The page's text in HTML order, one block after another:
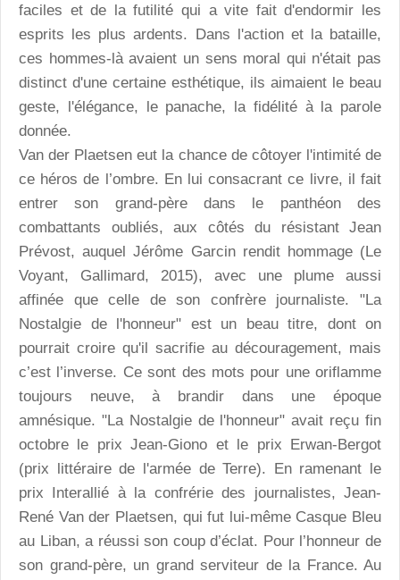
faciles et de la futilité qui a vite fait d'endormir les
esprits les plus ardents. Dans l'action et la bataille,
ces hommes-là avaient un sens moral qui n'était pas
distinct d'une certaine esthétique, ils aimaient le beau
geste, l'élégance, le panache, la fidélité à la parole
donnée.
Van der Plaetsen eut la chance de côtoyer l'intimité de
ce héros de l’ombre. En lui consacrant ce livre, il fait
entrer son grand-père dans le panthéon des
combattants oubliés, aux côtés du résistant Jean
Prévost, auquel Jérôme Garcin rendit hommage (Le
Voyant, Gallimard, 2015), avec une plume aussi
affinée que celle de son confrère journaliste. "La
Nostalgie de l'honneur" est un beau titre, dont on
pourrait croire qu'il sacrifie au découragement, mais
c’est l’inverse. Ce sont des mots pour une oriflamme
toujours neuve, à brandir dans une époque
amnésique. "La Nostalgie de l'honneur" avait reçu fin
octobre le prix Jean-Giono et le prix Erwan-Bergot
(prix littéraire de l'armée de Terre). En ramenant le
prix Interallié à la confrérie des journalistes, Jean-
René Van der Plaetsen, qui fut lui-même Casque Bleu
au Liban, a réussi son coup d’éclat. Pour l’honneur de
son grand-père, un grand serviteur de la France. Au